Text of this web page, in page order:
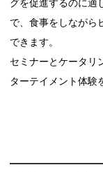
で、食事をしながら
できます。
セミナーとケータリ
ターテイメント体験